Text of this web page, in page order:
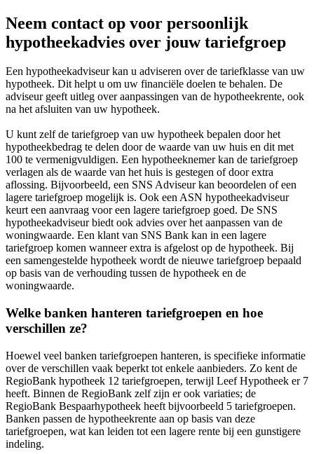
Neem contact op voor persoonlijk
hypotheekadvies over jouw tariefgroep
Een hypotheekadviseur kan u adviseren over de tariefklasse van uw
hypotheek. Dit helpt u om uw financiële doelen te behalen. De
adviseur geeft uitleg over aanpassingen van de hypotheekrente, ook
na het afsluiten van uw hypotheek.
U kunt zelf de tariefgroep van uw hypotheek bepalen door het
hypotheekbedrag te delen door de waarde van uw huis en dit met
100 te vermenigvuldigen. Een hypotheeknemer kan de tariefgroep
verlagen als de waarde van het huis is gestegen of door extra
aflossing. Bijvoorbeeld, een SNS Adviseur kan beoordelen of een
lagere tariefgroep mogelijk is. Ook een ASN hypotheekadviseur
keurt een aanvraag voor een lagere tariefgroep goed. De SNS
hypotheekadviseur biedt ook advies over het aanpassen van de
woningwaarde. Een klant van SNS Bank kan in een lagere
tariefgroep komen wanneer extra is afgelost op de hypotheek. Bij
een samengestelde hypotheek wordt de nieuwe tariefgroep bepaald
op basis van de verhouding tussen de hypotheek en de
woningwaarde.
Welke banken hanteren tariefgroepen en hoe
verschillen ze?
Hoewel veel banken tariefgroepen hanteren, is specifieke informatie
over de verschillen vaak beperkt tot enkele aanbieders. Zo kent de
RegioBank hypotheek 12 tariefgroepen, terwijl Leef Hypotheek er 7
heeft. Binnen de RegioBank zelf zijn er ook variaties; de
RegioBank Bespaarhypotheek heeft bijvoorbeeld 5 tariefgroepen.
Banken passen de hypotheekrente aan op basis van deze
tariefgroepen, wat kan leiden tot een lagere rente bij een gunstigere
indeling.